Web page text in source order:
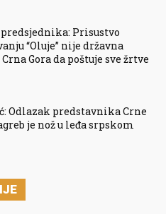
Prisustvo
“Oluje” nije državna
Crna Gora da poštuje sve žrtve
Odlazak predstavnika Crne
je nož u leđa srpskom